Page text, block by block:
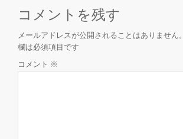
コメントを残す
メールアドレスが公開されることはありません。
欄は必須項目です
コメント ※